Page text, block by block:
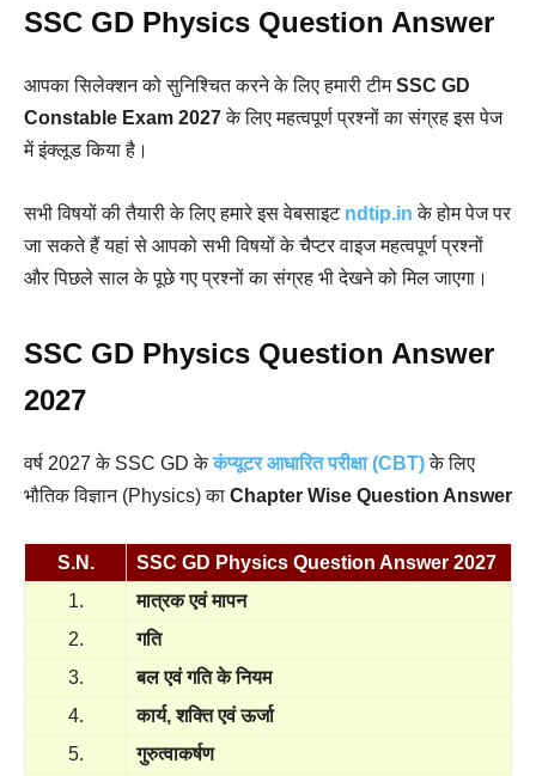
SSC GD Physics Question Answer
आपका सिलेक्शन को सुनिश्चित करने के लिए हमारी टीमSSC GD
Constable Exam 2027के लिए महत्वपूर्ण प्रश्नों का संग्रह इस पेज
में इंक्लूड किया है।
सभी विषयों की तैयारी के लिए हमारे इस वेबसाइट ndtip.in के होम पेज पर
जा सकते हैं यहां से आपको सभी विषयों के चैप्टर वाइज महत्वपूर्ण प्रश्नों
और पिछले साल के पूछे गए प्रश्नों का संग्रह भी देखने को मिल जाएगा।
SSC GD Physics Question Answer
2027
वर्ष 2027 के SSC GD केकंप्यूटर आधारित परीक्षा (CBT)के लिए
भौतिक विज्ञान (Physics) का Chapter Wise Question Answer
S.N.
SSC GD Physics Question Answer 2027
1.
मात्रक एवं मापन
2.
गति
3.
बल एवं गति के नियम
4.
कार्य, शक्ति एवं ऊर्जा
5.
गुरुत्वाकर्षण